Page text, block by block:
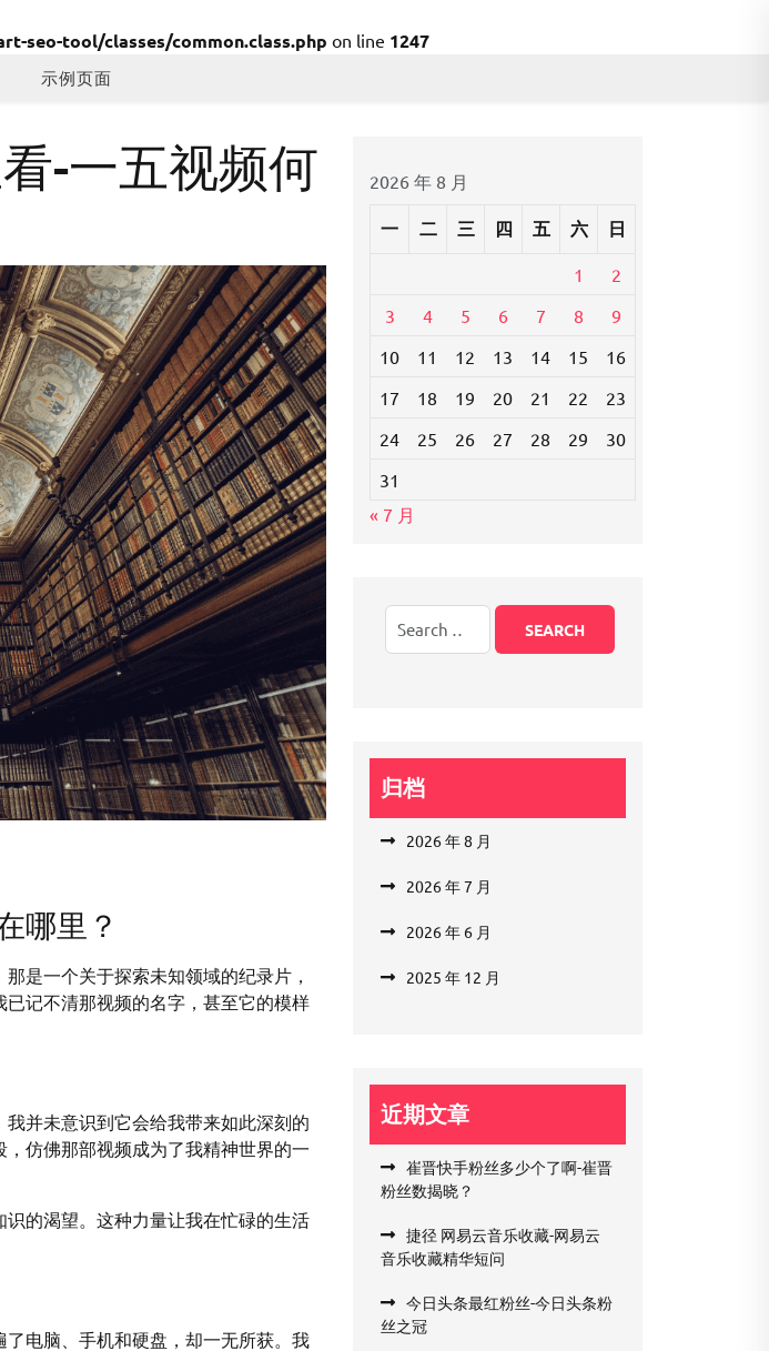
seo-tool/classes/common.class.php on line 1247
示例页面
-一五视频何
哪里？
是一个关于探索未知领域的纪录片，
记不清那视频的名字，甚至它的模样
并未意识到它会给我带来如此深刻的
仿佛那部视频成为了我精神世界的一
的渴望。这种力量让我在忙碌的生活
电脑、手机和硬盘，却一无所获。我
2026 年 8 月
一 二 三 四 五 六 日
1
2
3
4 5 6 7 8
9
10
11 12 13 14 15
16
17
18 19 20 21 22
23
24
25 26 27 28 29
30
31
« 7 月
归档
2026 年 8 月
2026 年 7 月
2026 年 6 月
2025 年 12 月
近期文章
崔晋快手粉丝多少个了啊-崔晋
粉丝数揭晓？
捷径 网易云音乐收藏-网易云
音乐收藏精华短问
今日头条最红粉丝-今日头条粉
丝之冠